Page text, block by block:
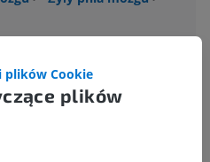
plików
plików Cookie